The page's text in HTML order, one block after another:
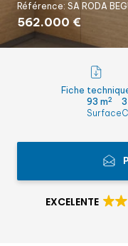
Référence: SA RODA
562.000 €
Fiche
93 m2
Surface
3
EXCELENTE